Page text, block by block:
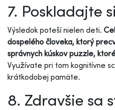
7. Poskladajte
Výsledok poteší nielen deti.
dospelého človeka, ktorý
správnych kúskov puzzle,
Využívate pri tom kognitívne
krátkodobej pamäte.
8. Zdravšie sa